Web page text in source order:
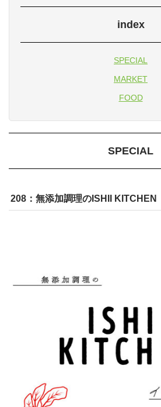
index
SPECIAL
MARKET
FOOD
SPECIAL
208：無添加調理のISHII KITCHEN